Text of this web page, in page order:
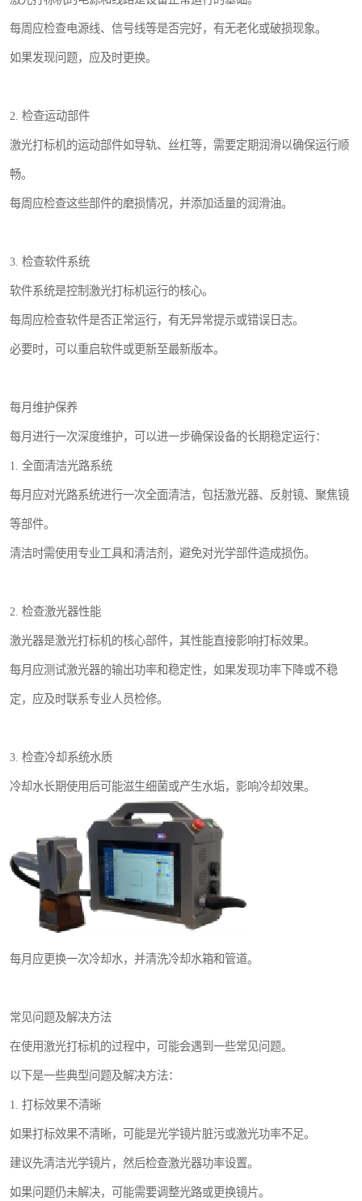
每周应检查电源线、信号线等是否完好，有无老化或破损现象。
如果发现问题，应及时更换。
2. 检查运动部件
激光打标机的运动部件如导轨、丝杠等，需要定期润滑以确保运行顺
畅。
每周应检查这些部件的磨损情况，并添加适量的润滑油。
3. 检查软件系统
软件系统是控制激光打标机运行的核心。
每周应检查软件是否正常运行，有无异常提示或错误日志。
必要时，可以重启软件或更新至最新版本。
每月维护保养
每月进行一次深度维护，可以进一步确保设备的长期稳定运行：
1. 全面清洁光路系统
每月应对光路系统进行一次全面清洁，包括激光器、反射镜、聚焦镜
等部件。
清洁时需使用专业工具和清洁剂，避免对光学部件造成损伤。
2. 检查激光器性能
激光器是激光打标机的核心部件，其性能直接影响打标效果。
每月应测试激光器的输出功率和稳定性，如果发现功率下降或不稳
定，应及时联系专业人员检修。
3. 检查冷却系统水质
冷却水长期使用后可能滋生细菌或产生水垢，影响冷却效果。
每月应更换一次冷却水，并清洗冷却水箱和管道。
常见问题及解决方法
在使用激光打标机的过程中，可能会遇到一些常见问题。
以下是一些典型问题及解决方法：
1. 打标效果不清晰
如果打标效果不清晰，可能是光学镜片脏污或激光功率不足。
建议先清洁光学镜片，然后检查激光器功率设置。
如果问题仍未解决，可能需要调整光路或更换镜片。